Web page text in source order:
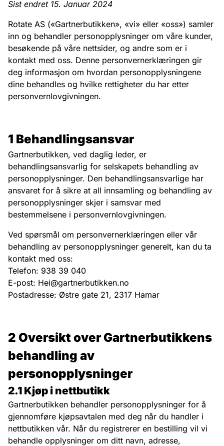
Sist endret 15. Januar 2024
Rotate AS («Gartnerbutikken», «vi» eller «oss») samler
inn og behandler personopplysninger om våre kunder,
besøkende på våre nettsider, og andre som er i
kontakt med oss. Denne personvernerklæringen gir
deg informasjon om hvordan personopplysningene
dine behandles og hvilke rettigheter du har etter
personvernlovgivningen.
1 Behandlingsansvar
Gartnerbutikken, ved daglig leder, er
behandlingsansvarlig for selskapets behandling av
personopplysninger. Den behandlingsansvarlige har
ansvaret for å sikre at all innsamling og behandling av
personopplysninger skjer i samsvar med
bestemmelsene i personvernlovgivningen.
Ved spørsmål om personvernerklæringen eller vår
behandling av personopplysninger generelt, kan du ta
kontakt med oss:
Telefon: 938 39 040
E-post: Hei@gartnerbutikken.no
Postadresse: Østre gate 21, 2317 Hamar
2 Oversikt over Gartnerbutikkens
behandling av
personopplysninger
2.1 Kjøp i nettbutikk
Gartnerbutikken behandler personopplysninger for å
gjennomføre kjøpsavtalen med deg når du handler i
nettbutikken vår. Når du registrerer en bestilling vil vi
behandle opplysninger om ditt navn, adresse,